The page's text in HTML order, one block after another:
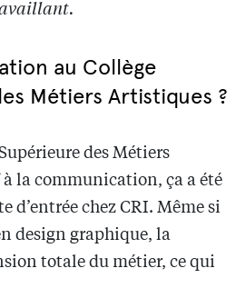
au Collège
Métiers Artistiques ?
des Métiers
la communication, ça a été
d’entrée chez CRI. Même si
design graphique, la
totale du métier, ce qui